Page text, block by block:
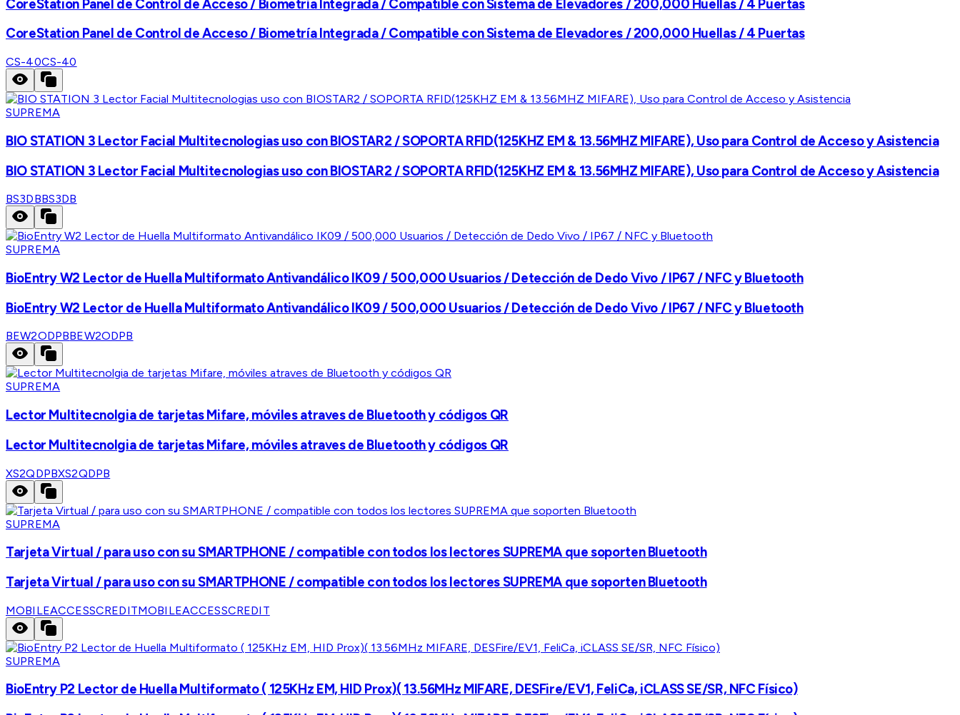
CoreStation Panel de Control de Acceso / Biometría Integrada / Compatible con Sistema de Elevadores / 200,000 Huellas / 4 Puertas
CoreStation Panel de Control de Acceso / Biometría Integrada / Compatible con Sistema de Elevadores / 200,000 Huellas / 4 Puertas
CS-40CS-40
SUPREMA
BIO STATION 3 Lector Facial Multitecnologias uso con BIOSTAR2 / SOPORTA RFID(125KHZ EM & 13.56MHZ MIFARE), Uso para Control de Acceso y Asistencia
BIO STATION 3 Lector Facial Multitecnologias uso con BIOSTAR2 / SOPORTA RFID(125KHZ EM & 13.56MHZ MIFARE), Uso para Control de Acceso y Asistencia
BS3DBBS3DB
SUPREMA
BioEntry W2 Lector de Huella Multiformato Antivandálico IK09 / 500,000 Usuarios / Detección de Dedo Vivo / IP67 / NFC y Bluetooth
BioEntry W2 Lector de Huella Multiformato Antivandálico IK09 / 500,000 Usuarios / Detección de Dedo Vivo / IP67 / NFC y Bluetooth
BEW2ODPBBEW2ODPB
SUPREMA
Lector Multitecnolgia de tarjetas Mifare, móviles atraves de Bluetooth y códigos QR
Lector Multitecnolgia de tarjetas Mifare, móviles atraves de Bluetooth y códigos QR
XS2QDPBXS2QDPB
SUPREMA
Tarjeta Virtual / para uso con su SMARTPHONE / compatible con todos los lectores SUPREMA que soporten Bluetooth
Tarjeta Virtual / para uso con su SMARTPHONE / compatible con todos los lectores SUPREMA que soporten Bluetooth
MOBILEACCESSCREDITMOBILEACCESSCREDIT
SUPREMA
BioEntry P2 Lector de Huella Multiformato ( 125KHz EM, HID Prox)( 13.56MHz MIFARE, DESFire/EV1, FeliCa, iCLASS SE/SR, NFC Físico)